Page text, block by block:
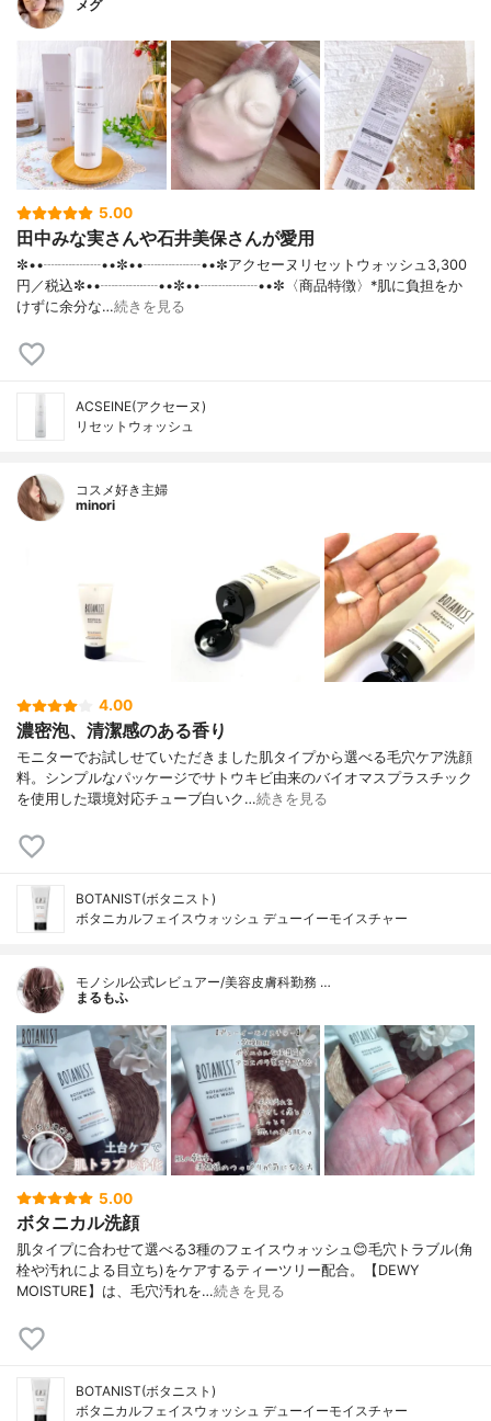
メグ
5.00
田中みな実さんや石井美保さんが愛用
✼••┈┈┈┈••✼••┈┈┈┈••✼アクセーヌリセットウォッシュ3,300
円／税込✼••┈┈┈┈••✼••┈┈┈┈••✼〈商品特徴〉*肌に負担をか
けずに余分な…続きを見る
ACSEINE(アクセーヌ)
リセットウォッシュ
コスメ好き主婦
minori
4.00
濃密泡、清潔感のある香り
モニターでお試しせていただきました肌タイプから選べる毛穴ケア洗顔
料。シンプルなパッケージでサトウキビ由来のバイオマスプラスチック
を使用した環境対応チューブ白いク…続きを見る
BOTANIST(ボタニスト)
ボタニカルフェイスウォッシュ デューイーモイスチャー
モノシル公式レビュアー/美容皮膚科勤務 …
まるもふ
5.00
ボタニカル洗顔
肌タイプに合わせて選べる3種のフェイスウォッシュ😊毛穴トラブル(角
栓や汚れによる目立ち)をケアするティーツリー配合。【DEWY
MOISTURE】は、毛穴汚れを…続きを見る
BOTANIST(ボタニスト)
ボタニカルフェイスウォッシュ デューイーモイスチャー